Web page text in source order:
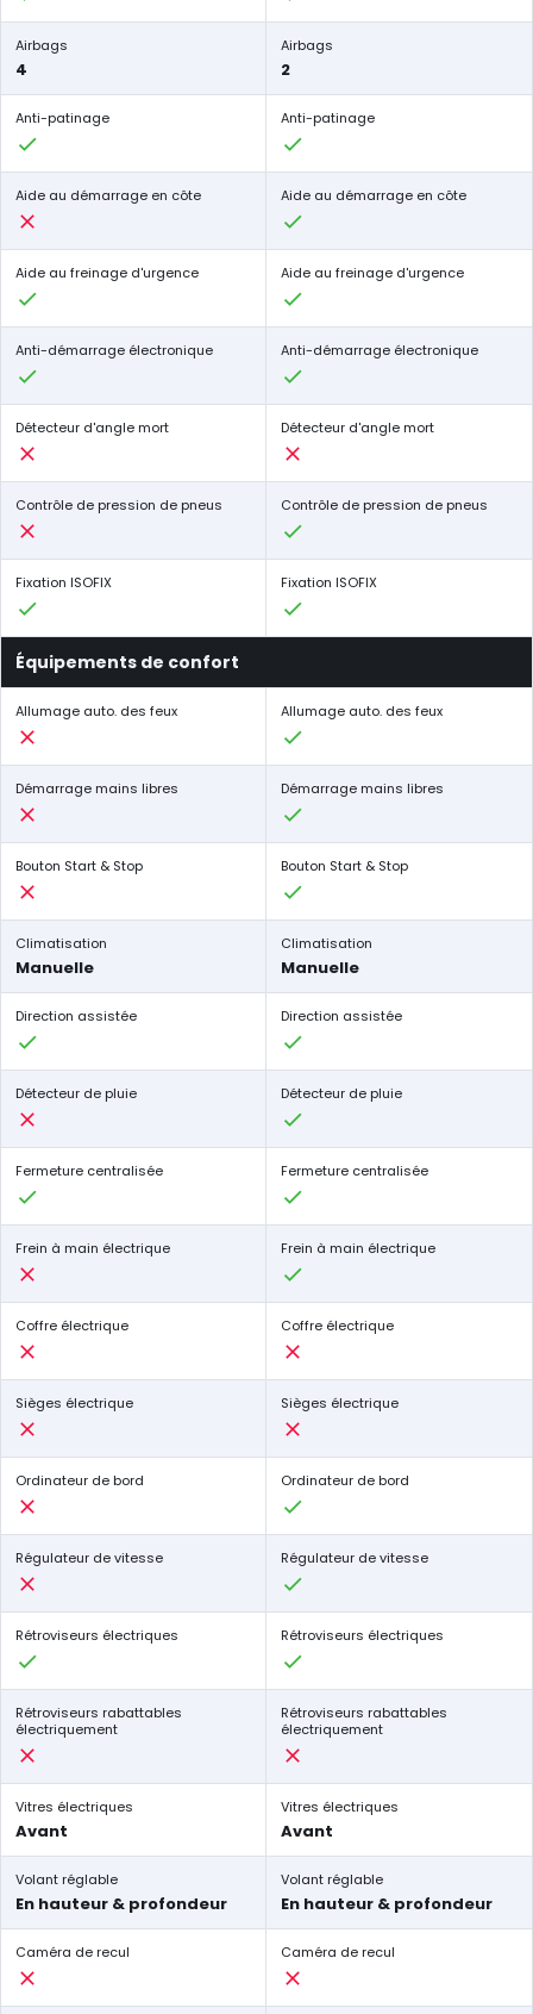
Airbags
4
Airbags
2
Anti-patinage Anti-patinage
Aide au démarrage en côte Aide au démarrage en côte
Aide au freinage d'urgence Aide au freinage d'urgence
Anti-démarrage électronique Anti-démarrage électronique
Détecteur d'angle mort Détecteur d'angle mort
Contrôle de pression de pneus Contrôle de pression de pneus
Fixation ISOFIX Fixation ISOFIX
Équipements de confort
Allumage auto. des feux Allumage auto. des feux
Démarrage mains libres Démarrage mains libres
Bouton Start & Stop Bouton Start & Stop
Climatisation
Manuelle
Climatisation
Manuelle
Direction assistée Direction assistée
Détecteur de pluie Détecteur de pluie
Fermeture centralisée Fermeture centralisée
Frein à main électrique Frein à main électrique
Coffre électrique Coffre électrique
Sièges électrique Sièges électrique
Ordinateur de bord Ordinateur de bord
Régulateur de vitesse Régulateur de vitesse
Rétroviseurs électriques Rétroviseurs électriques
Rétroviseurs rabattables
électriquement
Rétroviseurs rabattables
électriquement
Vitres électriques
Avant
Vitres électriques
Avant
Volant réglable
En hauteur & profondeur
Volant réglable
En hauteur & profondeur
Caméra de recul Caméra de recul